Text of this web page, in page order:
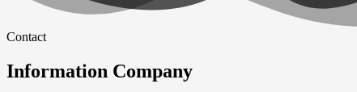
Contact
Information Company